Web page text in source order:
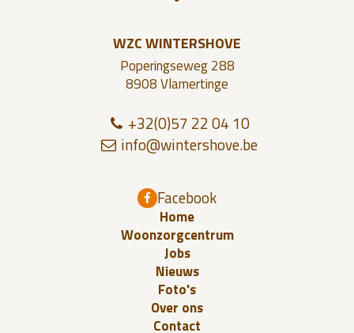
WZC WINTERSHOVE
Poperingseweg 288
8908 Vlamertinge
+32(0)57 22 04 10
info@wintershove.be
Facebook
Home
Woonzorgcentrum
Jobs
Nieuws
Foto's
Over ons
Contact